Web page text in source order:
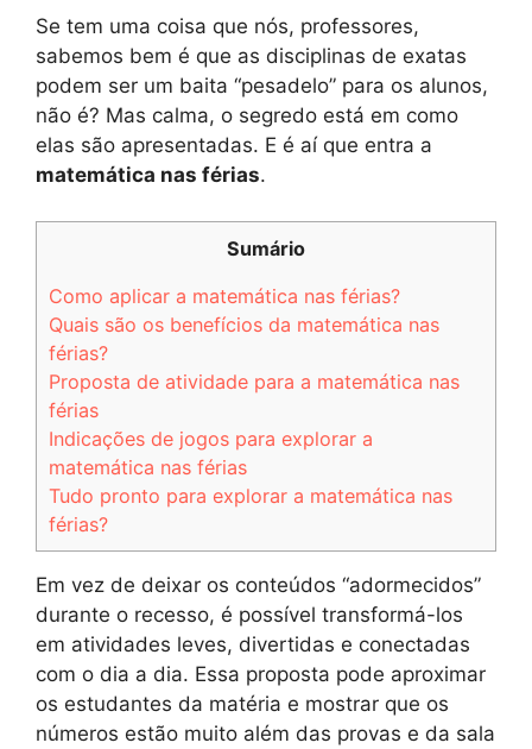
Se tem uma coisa que nós, professores,
sabemos bem é que as disciplinas de exatas
podem ser um baita “pesadelo” para os alunos,
não é? Mas calma, o segredo está em como
elas são apresentadas. E é aí que entra a
matemática nas férias.
Sumário
Como aplicar a matemática nas férias?
Quais são os benefícios da matemática nas
férias?
Proposta de atividade para a matemática nas
férias
Indicações de jogos para explorar a
matemática nas férias
Tudo pronto para explorar a matemática nas
férias?
Em vez de deixar os conteúdos “adormecidos”
durante o recesso, é possível transformá-los
em atividades leves, divertidas e conectadas
com o dia a dia. Essa proposta pode aproximar
os estudantes da matéria e mostrar que os
números estão muito além das provas e da sala